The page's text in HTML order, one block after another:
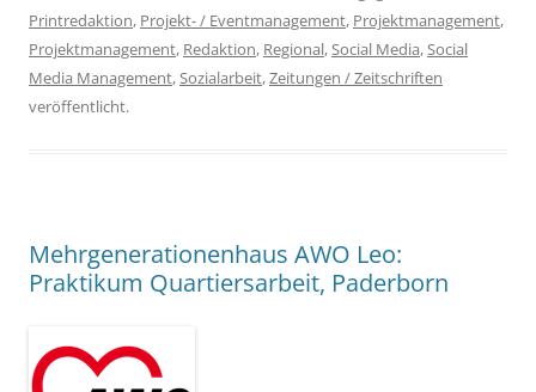
Printredaktion, Projekt- / Eventmanagement, Projektmanagement,
Projektmanagement, Redaktion, Regional,Social Media,Social
Media Management,Sozialarbeit,Zeitungen / Zeitschriften
veröffentlicht.
Mehrgenerationenhaus AWO Leo:
Praktikum Quartiersarbeit, Paderborn